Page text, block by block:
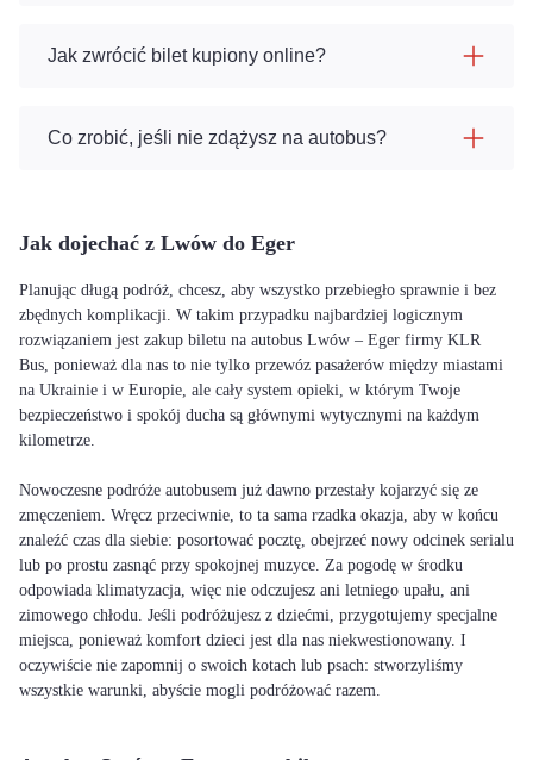
Jak zwrócić bilet kupiony online?
Co zrobić, jeśli nie zdążysz na autobus?
Jak dojechać z Lwów do Eger
Planując długą podróż, chcesz, aby wszystko przebiegło sprawnie i bez
zbędnych komplikacji. W takim przypadku najbardziej logicznym
rozwiązaniem jest zakup biletu na autobus Lwów – Eger firmy KLR
Bus, ponieważ dla nas to nie tylko przewóz pasażerów między miastami
na Ukrainie i w Europie, ale cały system opieki, w którym Twoje
bezpieczeństwo i spokój ducha są głównymi wytycznymi na każdym
kilometrze.
Nowoczesne podróże autobusem już dawno przestały kojarzyć się ze
zmęczeniem. Wręcz przeciwnie, to ta sama rzadka okazja, aby w końcu
znaleźć czas dla siebie: posortować pocztę, obejrzeć nowy odcinek serialu
lub po prostu zasnąć przy spokojnej muzyce. Za pogodę w środku
odpowiada klimatyzacja, więc nie odczujesz ani letniego upału, ani
zimowego chłodu. Jeśli podróżujesz z dziećmi, przygotujemy specjalne
miejsca, ponieważ komfort dzieci jest dla nas niekwestionowany. I
oczywiście nie zapomnij o swoich kotach lub psach: stworzyliśmy
wszystkie warunki, abyście mogli podróżować razem.